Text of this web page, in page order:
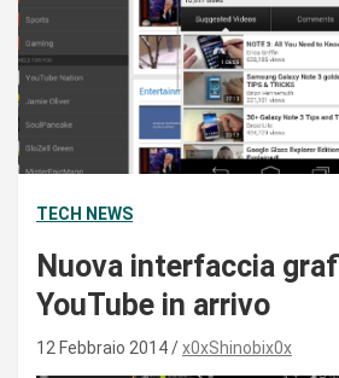
TECH NEWS
Nuova interfaccia
YouTube in arrivo
12 Febbraio 2014 x0xShinobix0x